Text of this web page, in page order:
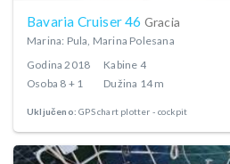
Bavaria Cruiser 46 Gracia
Marina: Pula, Marina Polesana
Godina 2018 Kabine 4
Osoba 8 + 1 Dužina 14 m
Uključeno: GPS chart plotter - cockpit